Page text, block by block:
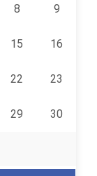
8 9
15 16
22 23
29 30